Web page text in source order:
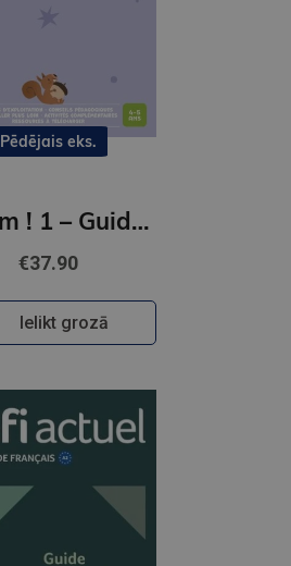
Pēdējais eks.
Tadam ! 1 – Guide pedagogique
€37.90
Ielikt grozā